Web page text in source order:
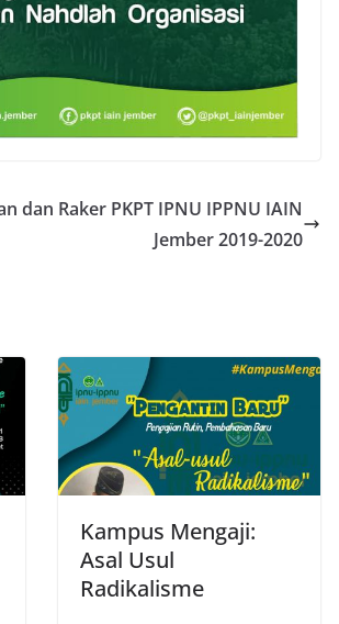
dan Raker PKPT IPNU IPPNU IAIN
Jember 2019-2020
Kampus Mengaji:
Asal Usul
Radikalisme